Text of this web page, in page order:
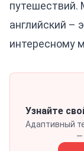
путешествий.
английский –
интересному
Узнайте
Адаптивный
—